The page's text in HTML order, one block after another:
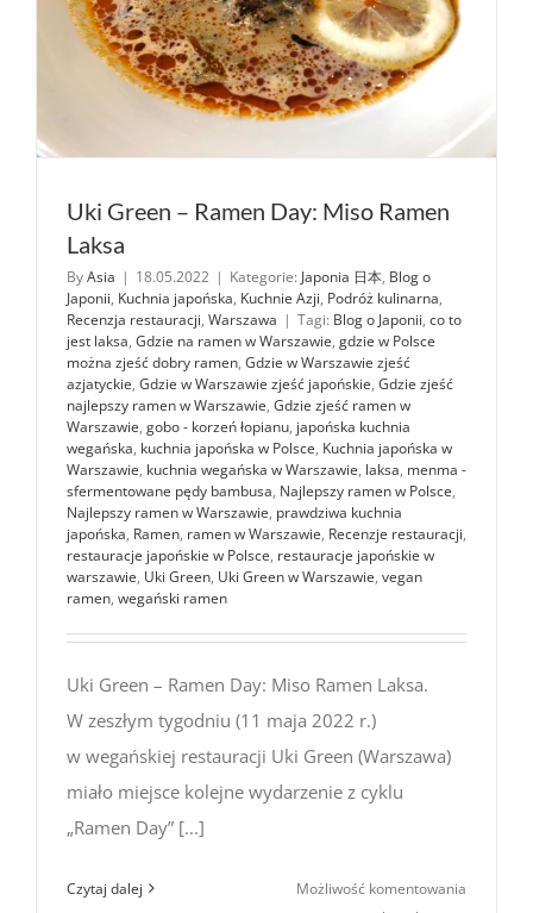
Uki Green – Ramen Day: Miso Ramen
Laksa
ByAsia | 18.05.2022 | Kategorie: Japonia 日本, Blog o
Japonii, Kuchnia japońska, Kuchnie Azji, Podróż kulinarna,
Recenzja restauracji, Warszawa | Tagi: Blog o Japonii, co to
jest laksa, Gdzie na ramen w Warszawie, gdzie w Polsce
można zjeść dobry ramen, Gdzie w Warszawie zjeść
azjatyckie, Gdzie w Warszawie zjeść japońskie, Gdzie zjeść
najlepszy ramen w Warszawie, Gdzie zjeść ramen w
Warszawie, gobo - korzeń łopianu, japońska kuchnia
wegańska, kuchnia japońska w Polsce, Kuchnia japońska w
Warszawie, kuchnia wegańska w Warszawie, laksa, menma -
sfermentowane pędy bambusa, Najlepszy ramen w Polsce,
Najlepszy ramen w Warszawie, prawdziwa kuchnia
japońska, Ramen, ramen w Warszawie, Recenzje restauracji,
restauracje japońskie w Polsce, restauracje japońskie w
warszawie, Uki Green, Uki Green w Warszawie, vegan
ramen, wegański ramen
Uki Green – Ramen Day: Miso Ramen Laksa.
W zeszłym tygodniu (11 maja 2022 r.)
w wegańskiej restauracji Uki Green (Warszawa)
miało miejsce kolejne wydarzenie z cyklu
„Ramen Day” [...]
Czytaj dalej Możliwość komentowania